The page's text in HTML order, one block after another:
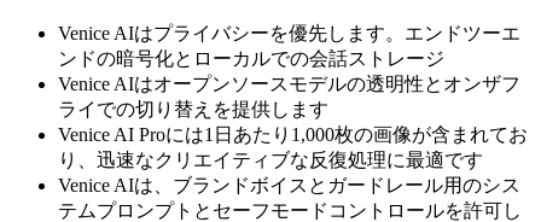
Venice AIはプライバシーを優先します。エンドツーエ
ンドの暗号化とローカルでの会話ストレージ
Venice AIはオープンソースモデルの透明性とオンザフ
ライでの切り替えを提供します
Venice AI Proには1日あたり1,000枚の画像が含まれてお
り、迅速なクリエイティブな反復処理に最適です
Venice AIは、ブランドボイスとガードレール用のシス
テムプロンプトとセーフモードコントロールを許可し